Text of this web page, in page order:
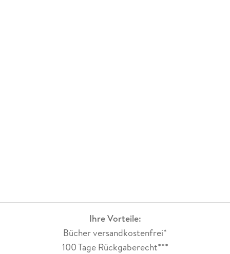
Ihre Vorteile:
Bücher versandkostenfrei*
100 Tage Rückgaberecht***